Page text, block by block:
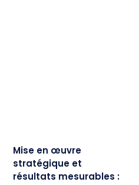
Mise en œuvre
stratégique et
résultats mesurables :